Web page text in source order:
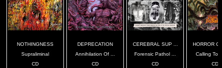
NOTHINGNESS
Supraliminal
CD
DEPRECATION
Annihilation Of ...
CD
CEREBRAL SUP ...
Forensic Pathol ...
CD
HORROR
Calling To
CD